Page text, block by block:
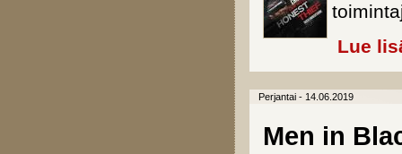
Lue
Perjantai - 14.06.2019
Men in